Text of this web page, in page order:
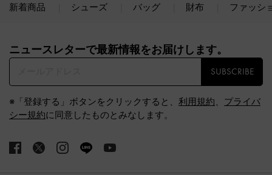
新着商品 シューズ バッグ 財布 ファッシ
ニュースレターで最新情報をお届けします。​
SUBSCRIBE
※「登録する」ボタンをクリックすると、 利用規約、 プライバ
シー規約に同意したものとみなします。